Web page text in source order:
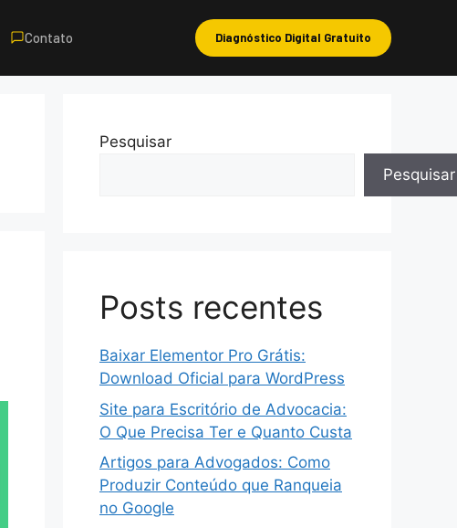
Contato Diagnóstico Digital Gratuito
Pesquisar
Pesquisar
Posts recentes
Baixar Elementor Pro Grátis:
Download Oficial para WordPress
Site para Escritório de Advocacia:
O Que Precisa Ter e Quanto Custa
Artigos para Advogados: Como
Produzir Conteúdo que Ranqueia
no Google